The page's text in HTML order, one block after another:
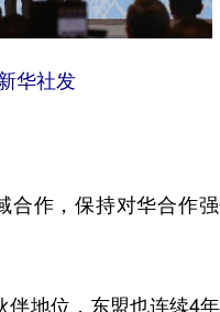
华社发
作，保持对华合作
地位，东盟也连续4